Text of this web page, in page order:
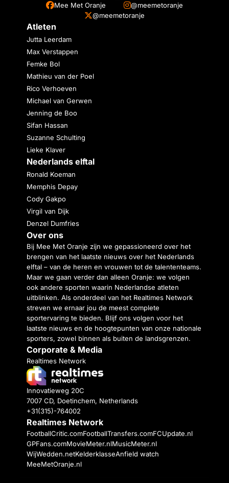
Mee Met Oranje
@meemetoranje
@meemetoranje
Atleten
Jutta Leerdam
Max Verstappen
Femke Bol
Mathieu van der Poel
Rico Verhoeven
Michael van Gerwen
Jenning de Boo
Sifan Hassan
Suzanne Schulting
Lieke Klaver
Nederlands elftal
Ronald Koeman
Memphis Depay
Cody Gakpo
Virgil van Dijk
Denzel Dumfries
Over ons
Bij Mee Met Oranje zijn we gepassioneerd over het
brengen van het laatste nieuws over het Nederlands
elftal – van de heren en vrouwen tot de talententeams.
Maar we gaan verder dan alleen Oranje: we volgen
ook andere sporten waarin Nederlandse atleten
uitblinken. Als onderdeel van het Realtimes Network
streven we ernaar jou de meest complete
sportervaring te bieden. Blijf ons volgen voor het
laatste nieuws en de hoogtepunten van onze nationale
sporters, zowel binnen als buiten de landsgrenzen.
Corporate & Media
Realtimes Network
Innovatieweg 20C
7007 CD, Doetinchem, Netherlands
+31(315)-764002
Realtimes Network
FootballCritic.comFootballTransfers.comFCUpdate.nl
GPFans.comMovieMeter.nlMusicMeter.nl
WijWedden.netKelderklasseAnfield watch
MeeMetOranje.nl